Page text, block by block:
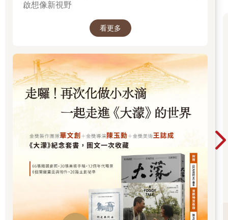
身一變，成了桌上佳餚，喚醒一天的活力。接下來幾天，在
Teresa如沐春風的帶領下，我們度過了一段愉快的時光。飽覽西
鄉。
返家後第一件事，就是安頓好我們的新廚房。回想起過往只以白
米為主食的日常飲食，突覺單調可惜，打開榖豆世界的大門，日
理前的私密儀式，每每令我雀躍不已。像孩子在藏寶箱前，把玩
四處蒐集來的寶物，獨享著集物之樂。泡水膨發的黑豆，淘洗過
後在鐵鍋中慢炒許久，發出唰唰唰的聲響，皮又皺了一圈；寒冬
夜裡，摸黑取了幾罐，糙米、綠豆、薏仁……熟稔地抓了比例添
水浸泡，早餐已經完成一半；細細品嘗淡雅的黑豆茶、暖心的甜
粥，感謝榖豆在鍋中閃耀，滋養了我們。
〔Column〕自製植物乳品與香料粉
啟想像新視野
看更多